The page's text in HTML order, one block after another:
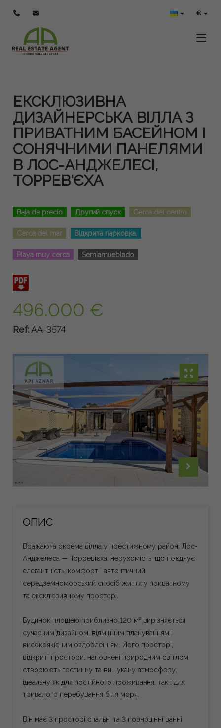
€
ЕКСКЛЮЗИВНА
ДИЗАЙНЕРСЬКА ВІЛЛА З
ПРИВАТНИМ БАСЕЙНОМ І
СОНЯЧНИМИ ПАНЕЛЯМИ
В ЛОС-АНДЖЕЛЕСІ,
ТОРРЕВ'ЄХА
Baja de precio Другий спуск Cerca del centro
Cerca del mar Відкрита парковка.
Playa muy cerca Semiamueblado
496.000 €
Ref: AA-3574
ОПИС
Вражаюча окрема вілла у престижному районі Лос-
Анджелеса — Торревієха, нерухомість, що поєднує
елегантність, комфорт і автентичний
середземноморський спосіб життя у приватному
та ексклюзивному просторі.
Будинок площею приблизно 120 м² вирізняється
сучасним дизайном, відмінним плануванням і
високоякісним оздобленням. Його просторі,
відкриті простори, наповнені природним світлом,
створюють гостинну та вишукану атмосферу,
ідеальну як для постійного проживання, так і для
тривалого перебування біля моря.
Він має 3 просторі спальні та 3 повноцінні ванні